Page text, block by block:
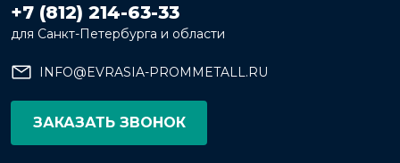
+7 (812) 214-63-33
для Санкт-Петербурга и области
INFO@EVRASIA-PROMMETALL.RU
ЗАКАЗАТЬ ЗВОНОК